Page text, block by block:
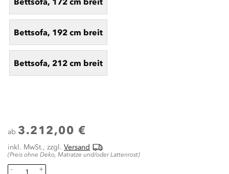
Bettsofa, 192 cm breit
Bettsofa, 212 cm breit
ab 3.212,00 €
inkl. MwSt., zzgl. Versand
(Preis ohne Deko, Matratze und/oder Lattenrost)
- +